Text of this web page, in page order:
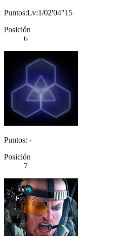
Puntos:Lv:1/02'04"15
Posición
6
Puntos: -
Posición
7